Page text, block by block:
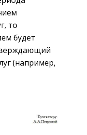
то
будет
(например,